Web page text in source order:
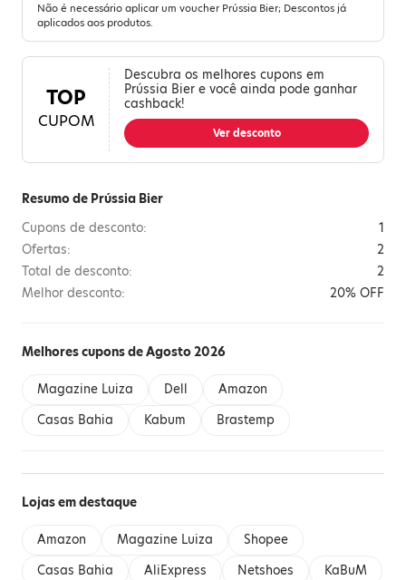
Não é necessário aplicar um voucher Prússia Bier; Descontos já
aplicados aos produtos.
TOP
CUPOM
Descubra os melhores cupons em
Prússia Bier e você ainda pode ganhar
cashback!
Ver desconto
Resumo de Prússia Bier
Cupons de desconto:
1
Ofertas:
2
Total de desconto:
2
Melhor desconto:
20% OFF
Melhores cupons de Agosto 2026
Magazine Luiza Dell
Amazon
Casas Bahia
Kabum Brastemp
Lojas em destaque
Amazon Magazine Luiza
Shopee
Casas Bahia
AliExpress Netshoes
KaBuM